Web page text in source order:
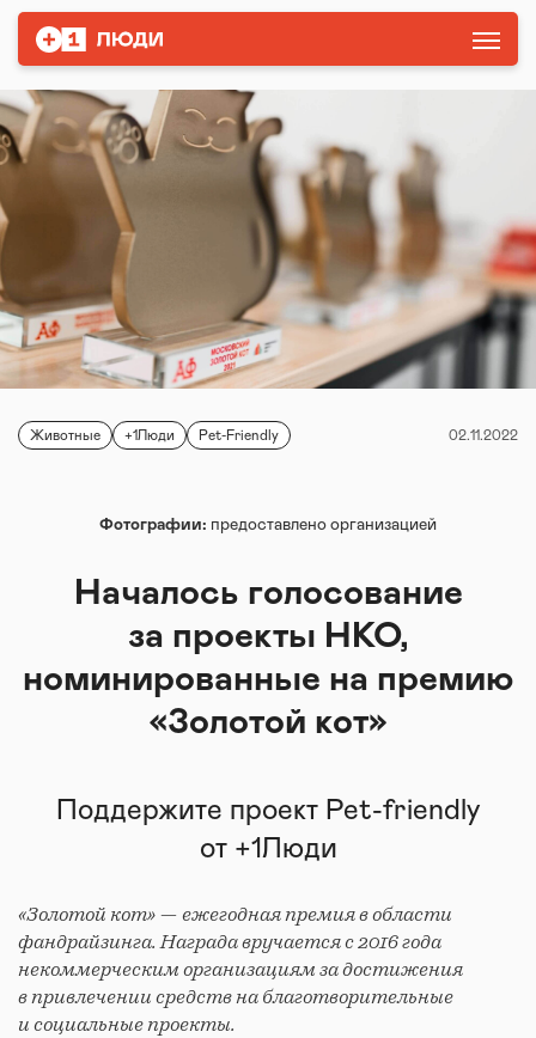
Животные +1Люди Pet-Friendly 02.11.2022
Фотографии: предоставлено организацией
Началось голосование
за проекты НКО,
номинированные на премию
«Золотой кот»
Поддержите проект Pet-friendly
от +1Люди
«Золотой кот» — ежегодная премия в области
фандрайзинга. Награда вручается с 2016 года
некоммерческим организациям за достижения
в привлечении средств на благотворительные
и социальные проекты.